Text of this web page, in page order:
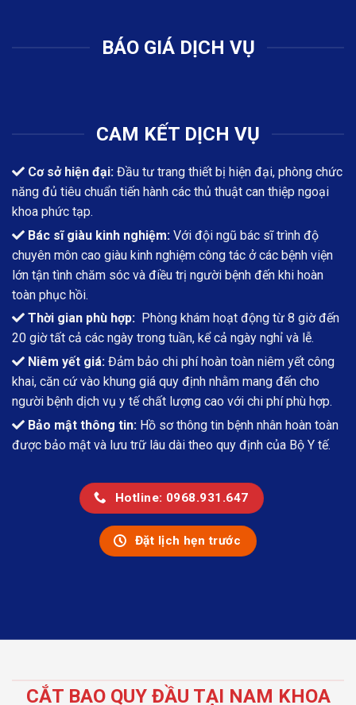
BÁO GIÁ DỊCH VỤ
CAM KẾT DỊCH VỤ
Cơ sở hiện đại: Đầu tư trang thiết bị hiện đại, phòng chức
năng đủ tiêu chuẩn tiến hành các thủ thuật can thiệp ngoại
khoa phức tạp.
Bác sĩ giàu kinh nghiệm: Với đội ngũ bác sĩ trình độ
chuyên môn cao giàu kinh nghiệm công tác ở các bệnh viện
lớn tận tình chăm sóc và điều trị người bệnh đến khi hoàn
toàn phục hồi.
Thời gian phù hợp: Phòng khám hoạt động từ 8 giờ đến
20 giờ tất cả các ngày trong tuần, kể cả ngày nghỉ và lễ.
Niêm yết giá: Đảm bảo chi phí hoàn toàn niêm yết công
khai, căn cứ vào khung giá quy định nhằm mang đến cho
người bệnh dịch vụ y tế chất lượng cao với chi phí phù hợp.
Bảo mật thông tin: Hồ sơ thông tin bệnh nhân hoàn toàn
được bảo mật và lưu trữ lâu dài theo quy định của Bộ Y tế.
Hotline: 0968.931.647
Đặt lịch hẹn trước
CẮT BAO QUY ĐẦU TẠI NAM KHOA